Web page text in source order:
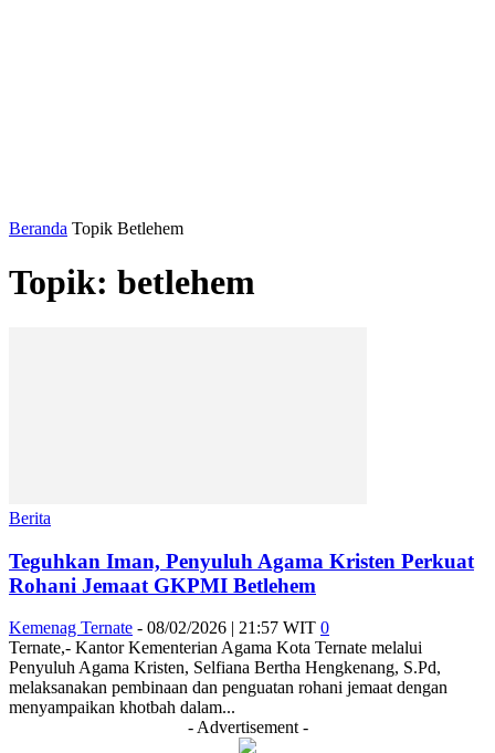
Beranda Topik Betlehem
Topik: betlehem
Berita
Teguhkan Iman, Penyuluh Agama Kristen Perkuat
Rohani Jemaat GKPMI Betlehem
Kemenag Ternate - 08/02/2026 | 21:57 WIT 0
Ternate,- Kantor Kementerian Agama Kota Ternate melalui
Penyuluh Agama Kristen, Selfiana Bertha Hengkenang, S.Pd,
melaksanakan pembinaan dan penguatan rohani jemaat dengan
menyampaikan khotbah dalam...
- Advertisement -